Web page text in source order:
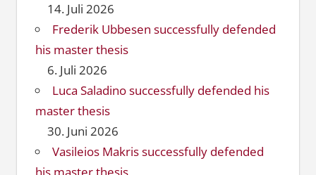
14. Juli 2026
Frederik Ubbesen successfully defended
his master thesis
6. Juli 2026
Luca Saladino successfully defended his
master thesis
30. Juni 2026
Vasileios Makris successfully defended